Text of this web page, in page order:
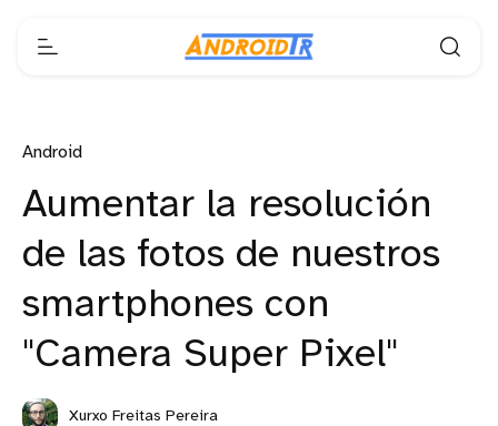
Android
Aumentar la resolución
de las fotos de nuestros
smartphones con
"Camera Super Pixel"
Xurxo Freitas Pereira